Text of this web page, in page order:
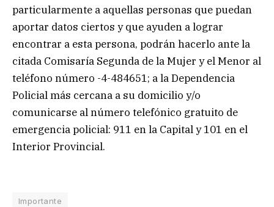
particularmente a aquellas personas que puedan
aportar datos ciertos y que ayuden a lograr
encontrar a esta persona, podrán hacerlo ante la
citada Comisaría Segunda de la Mujer y el Menor al
teléfono número -4-484651; a la Dependencia
Policial más cercana a su domicilio y/o
comunicarse al número telefónico gratuito de
emergencia policial: 911 en la Capital y 101 en el
Interior Provincial.
Importante